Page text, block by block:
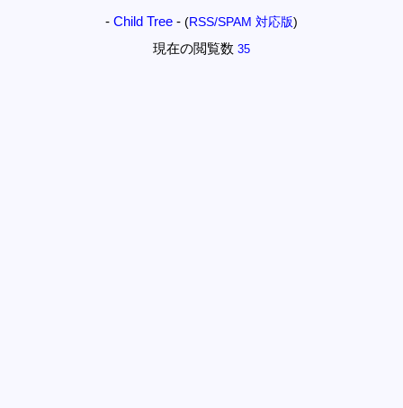
- Child Tree - (RSS/SPAM 対応版)
現在の閲覧数 35